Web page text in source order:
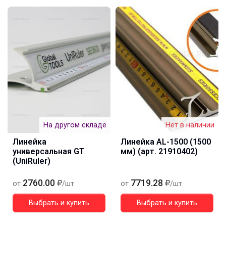
На другом складе
Линейка
универсальная GT
(UniRuler)
от 2760.00 /шт
Выбрать и купить
Нет в наличии
Линейка AL-1500 (1500
мм) (арт. 21910402)
от 7719.28 /шт
Выбрать и купить